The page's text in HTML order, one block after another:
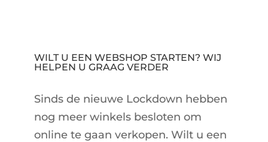
WILT U EEN WEBSHOP STARTEN? WIJ
HELPEN U GRAAG VERDER
Sinds de nieuwe Lockdown hebben
nog meer winkels besloten om
online te gaan verkopen. Wilt u een